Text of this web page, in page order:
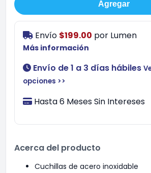
Agregar
Envío $199.00 por Lumen
Más información
Envío de 1 a 3 días hábiles
opciones >>
Hasta 6 Meses Sin Intereses
Acerca del producto
Cuchillas de acero inoxidable